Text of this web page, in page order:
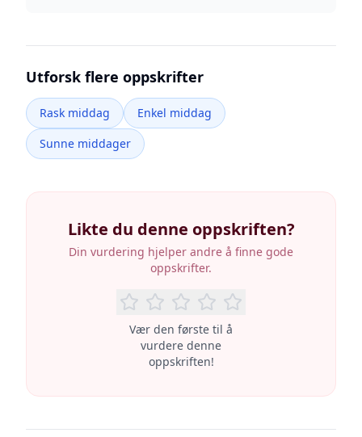
Utforsk flere oppskrifter
Rask middag
Enkel middag
Sunne middager
Likte du denne oppskriften?
Din vurdering hjelper andre å finne gode
oppskrifter.
Vær den første til å
vurdere denne
oppskriften!